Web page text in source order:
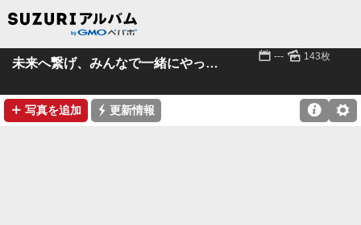
未来へ繋げ、みんなで一緒にやってみよう塗ってみよう 📅 --- 🌄 143枚
➕ 写真を追加 ⚡ 更新情報 ⚙
